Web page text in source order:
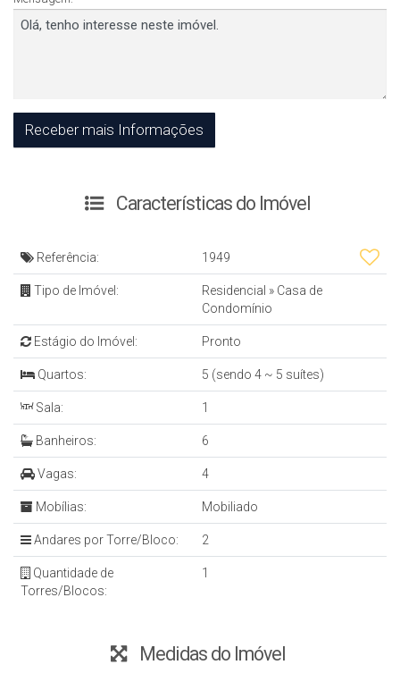
Características do Imóvel
Referência: 1949
Tipo de Imóvel: Residencial » Casa de
Condomínio
Estágio do Imóvel: Pronto
Quartos: 5 (sendo 4 ~ 5 suítes)
Sala: 1
Banheiros: 6
Vagas: 4
Mobílias: Mobiliado
Andares por Torre/Bloco: 2
Quantidade de
Torres/Blocos:
1
Medidas do Imóvel